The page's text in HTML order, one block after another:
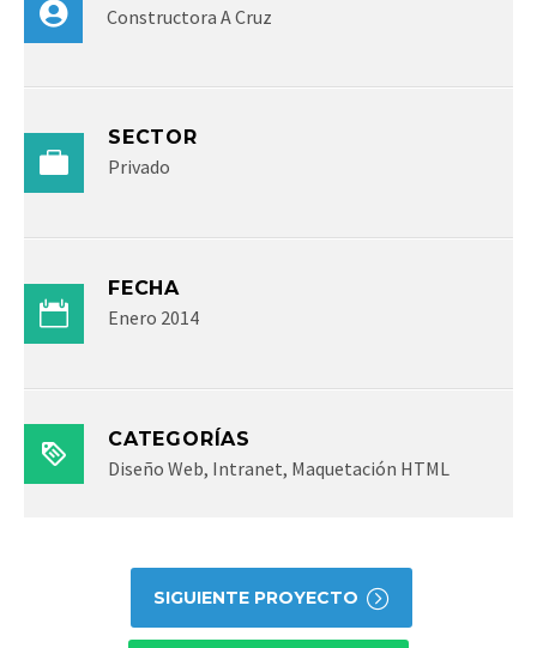
Constructora A Cruz
SECTOR
Privado
FECHA
Enero 2014
CATEGORÍAS
Diseño Web, Intranet, Maquetación HTML
SIGUIENTE PROYECTO